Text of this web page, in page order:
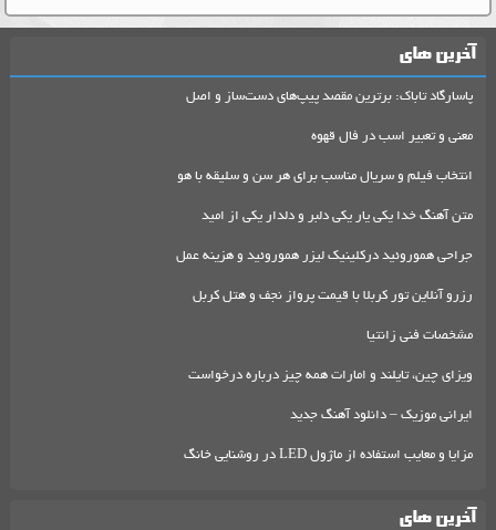
آخرین های
پاسارگاد تاباک: برترین مقصد پیپ‌های دست‌ساز و اصل
معنی و تعبیر اسب در فال قهوه
انتخاب فیلم و سریال مناسب برای هر سن و سلیقه با هو
متن آهنگ خدا یکی یار یکی دلبر و دلدار یکی از امید
جراحی هموروئید درکلینیک لیزر هموروئید و هزینه عمل
رزرو آنلاین تور کربلا با قیمت پرواز نجف و هتل کربل
مشخصات فنی زانتیا
ویزای چین، تایلند و امارات همه چیز درباره درخواست
ایرانی موزیک – دانلود آهنگ جدید
مزایا و معایب استفاده از ماژول LED در روشنایی خانگ
آخرین های